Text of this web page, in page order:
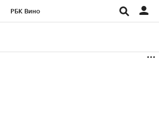
РБК Вино